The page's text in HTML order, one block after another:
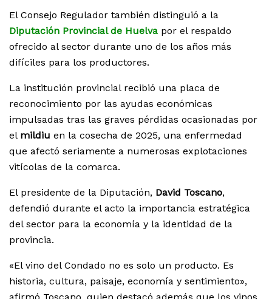
El Consejo Regulador también distinguió a la
Diputación Provincial de Huelva por el respaldo
ofrecido al sector durante uno de los años más
difíciles para los productores.
La institución provincial recibió una placa de
reconocimiento por las ayudas económicas
impulsadas tras las graves pérdidas ocasionadas por
el mildiu en la cosecha de 2025, una enfermedad
que afectó seriamente a numerosas explotaciones
vitícolas de la comarca.
El presidente de la Diputación, David Toscano,
defendió durante el acto la importancia estratégica
del sector para la economía y la identidad de la
provincia.
«El vino del Condado no es solo un producto. Es
historia, cultura, paisaje, economía y sentimiento»,